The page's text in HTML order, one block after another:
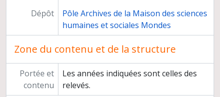
Dépôt
Pôle Archives de la Maison des sciences
humaines et sociales Mondes
Zone du contenu et de la structure
Portée et
contenu
Les années indiquées sont celles des
relevés.